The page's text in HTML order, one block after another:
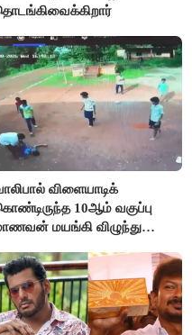
விளையாடிக்
10ஆம் வகுப்பு
மயங்கி விழுந்து